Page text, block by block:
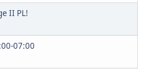
II PL!
07:00